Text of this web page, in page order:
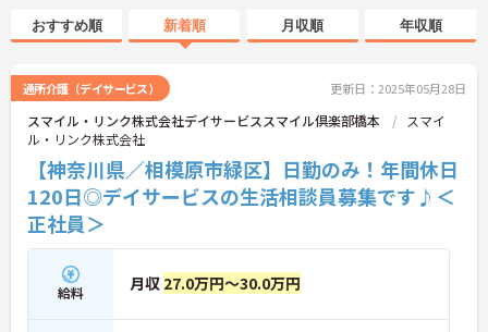
おすすめ順 新着順 月収順 年収順
通所介護（デイサービス） 更新日：2025年05月28日
スマイル・リンク株式会社デイサービススマイル倶楽部橋本
スマイ
ル・リンク株式会社
【神奈川県／相模原市緑区】日勤のみ！年間休日
120日◎デイサービスの生活相談員募集です♪＜
正社員＞
給料 月収 27.0万円～30.0万円